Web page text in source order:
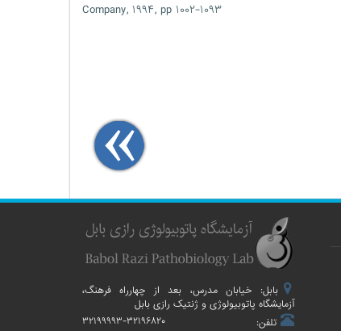
Company, ۱۹۹۴, pp ۱۰۰۲-۱۰۹۳
بابل: خیابان مدرس، بعد از چهارراه فرهنگ،
آزمایشگاه پاتوبیولوژی و ژنتیک رازی بابل
تلفن:
۳۲۱۹۹۹۹۳-۳۲۱۹۶۸۲۰